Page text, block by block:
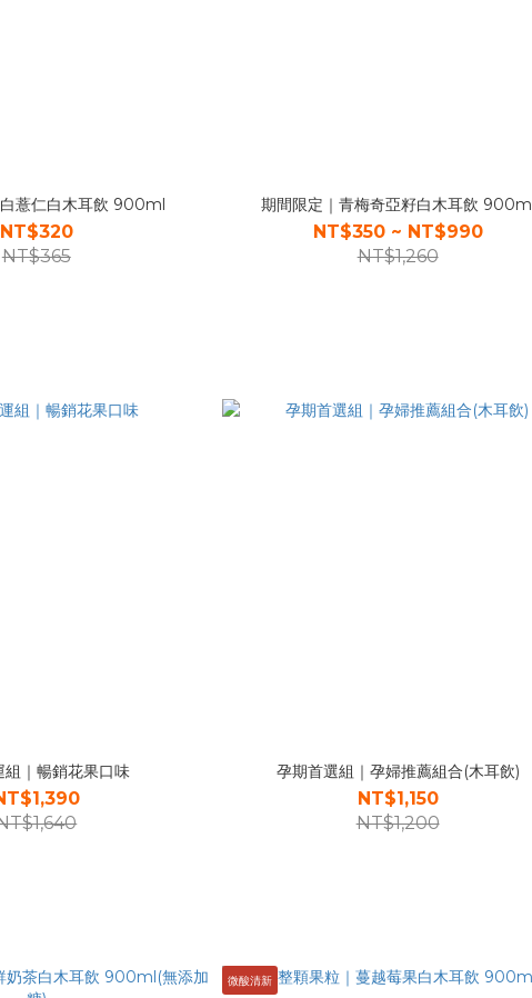
薏仁白木耳飲 900ml
NT$320
NT$365
期間限定｜青梅奇亞籽白木耳飲 900ml
NT$350 ~ NT$990
NT$1,260
組｜暢銷花果口味 孕期首選組｜孕婦推薦組合(木耳飲)
NT$1,150
NT$1,200
微酸清新